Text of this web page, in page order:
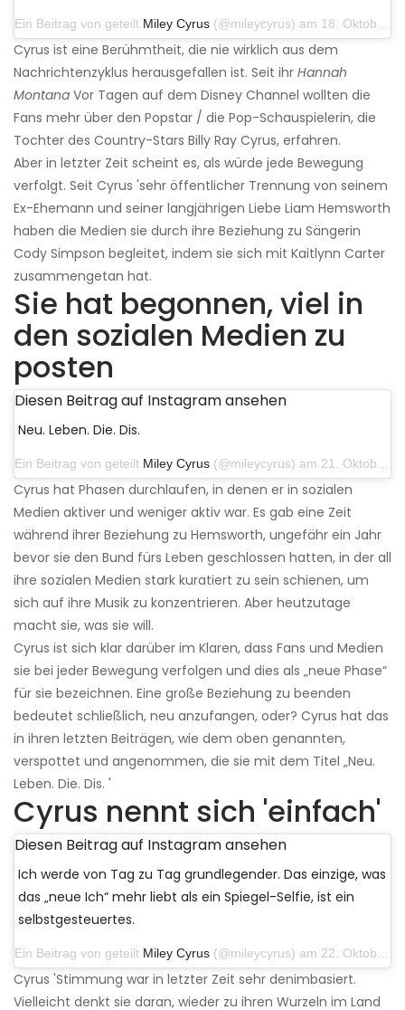
Ein Beitrag von geteilt Miley Cyrus (@mileycyrus) am 18. Oktober 2019 um 19:03 Uhr PDT
Cyrus ist eine Berühmtheit, die nie wirklich aus dem
Nachrichtenzyklus herausgefallen ist. Seit ihr Hannah
Montana Vor Tagen auf dem Disney Channel wollten die
Fans mehr über den Popstar / die Pop-Schauspielerin, die
Tochter des Country-Stars Billy Ray Cyrus, erfahren.
Aber in letzter Zeit scheint es, als würde jede Bewegung
verfolgt. Seit Cyrus 'sehr öffentlicher Trennung von seinem
Ex-Ehemann und seiner langjährigen Liebe Liam Hemsworth
haben die Medien sie durch ihre Beziehung zu Sängerin
Cody Simpson begleitet, indem sie sich mit Kaitlynn Carter
zusammengetan hat.
Sie hat begonnen, viel in
den sozialen Medien zu
posten
Diesen Beitrag auf Instagram ansehen
Neu. Leben. Die. Dis.
Ein Beitrag von geteilt Miley Cyrus (@mileycyrus) am 21. Oktober 2019 um 12:31 Uhr PDT
Cyrus hat Phasen durchlaufen, in denen er in sozialen
Medien aktiver und weniger aktiv war. Es gab eine Zeit
während ihrer Beziehung zu Hemsworth, ungefähr ein Jahr
bevor sie den Bund fürs Leben geschlossen hatten, in der all
ihre sozialen Medien stark kuratiert zu sein schienen, um
sich auf ihre Musik zu konzentrieren. Aber heutzutage
macht sie, was sie will.
Cyrus ist sich klar darüber im Klaren, dass Fans und Medien
sie bei jeder Bewegung verfolgen und dies als „neue Phase“
für sie bezeichnen. Eine große Beziehung zu beenden
bedeutet schließlich, neu anzufangen, oder? Cyrus hat das
in ihren letzten Beiträgen, wie dem oben genannten,
verspottet und angenommen, die sie mit dem Titel „Neu.
Leben. Die. Dis. '
Cyrus nennt sich 'einfach'
Diesen Beitrag auf Instagram ansehen
Ich werde von Tag zu Tag grundlegender. Das einzige, was
das „neue Ich“ mehr liebt als ein Spiegel-Selfie, ist ein
selbstgesteuertes.
Ein Beitrag von geteilt Miley Cyrus (@mileycyrus) am 22. Oktober 2019 um 11:39 Uhr PDT
Cyrus 'Stimmung war in letzter Zeit sehr denimbasiert.
Vielleicht denkt sie daran, wieder zu ihren Wurzeln im Land